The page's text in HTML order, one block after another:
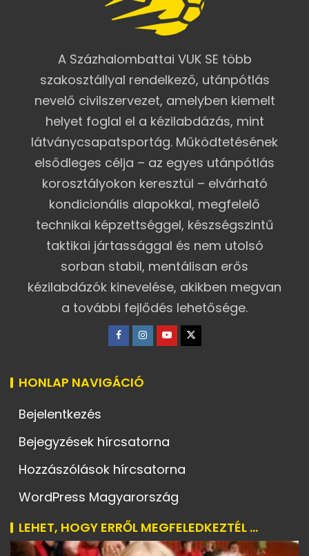
A Százhalombattai VUK SE több
szakosztállyal rendelkező, utánpótlás
nevelő civilszervezet, amelyben kiemelt
helyet foglal el a kézilabdázás, mint
látványcsapatsportág. Működtetésének
elsődleges célja – az egyes utánpótlás
korosztályokon keresztül – elvárható
kondicionális alapokkal, megfelelő
technikai képzettséggel, készségszintű
taktikai jártassággal és nem utolsó
sorban stabil, mentálisan erős
kézilabdázók kinevelése, akikben megvan
a további fejlődés lehetősége.
HONLAP NAVIGÁCIÓ
Bejelentkezés
Bejegyzések hírcsatorna
Hozzászólások hírcsatorna
WordPress Magyarország
LEHET, HOGY ERRŐL MEGFELEDKEZTÉL ...